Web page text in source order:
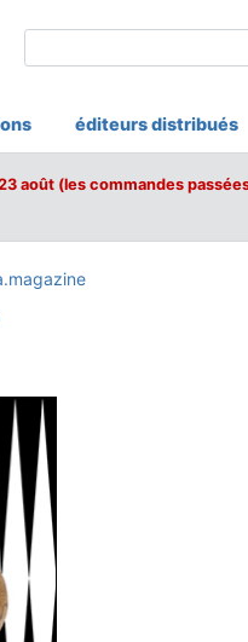
éditeurs distribués
août (les commandes